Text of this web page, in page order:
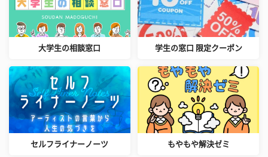
大学生の相談窓口 学生の窓口 限定クーポン
セルフライナーノーツ もやもや解決ゼミ